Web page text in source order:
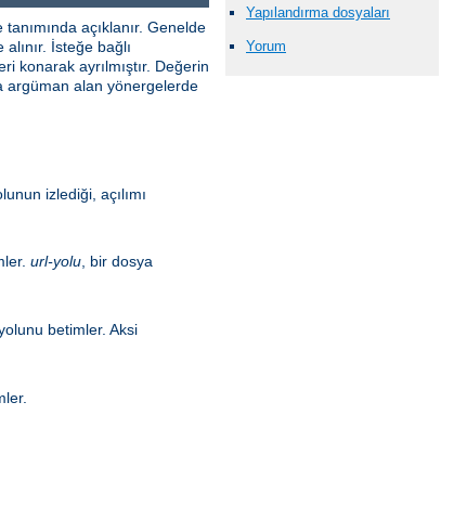
Yapılandırma dosyaları
Yorum
açıklanır. Genelde
İsteğe bağlı
konarak ayrılmıştır. Değerin
argüman alan yönergelerde
izlediği, açılımı
url-yolu , bir dosya
betimler. Aksi